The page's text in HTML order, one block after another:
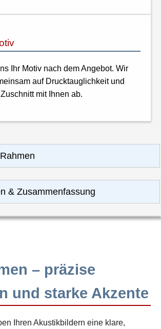
Ihr Motiv nach dem Angebot. Wir
auf Drucktauglichkeit und
mit Ihnen ab.
& Zusammenfassung
– präzise
und starke Akzente
Ihren Akustikbildern eine klare,